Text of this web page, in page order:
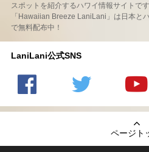
スポットを紹介するハワイ情報サイトで
「Hawaiian Breeze LaniLani」は日本と
で無料配布中！
LaniLani公式SNS
の
のtwitter
の
Youtube
チャンネ
ページト